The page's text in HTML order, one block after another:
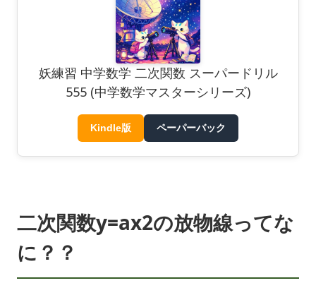
妖練習 中学数学 二次関数 スーパードリル
555 (中学数学マスターシリーズ)
Kindle版 ペーパーバック
二次関数y=ax2の放物線ってな
に？？